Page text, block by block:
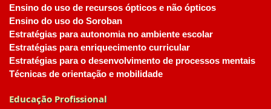
Ensino do uso de recursos ópticos e não ópticos
Ensino do uso do Soroban
Estratégias para autonomia no ambiente escolar
Estratégias para enriquecimento curricular
Estratégias para o desenvolvimento de processos mentais
Técnicas de orientação e mobilidade
Educação Profissional